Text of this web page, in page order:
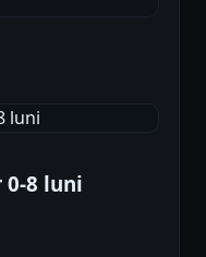
0-8 luni